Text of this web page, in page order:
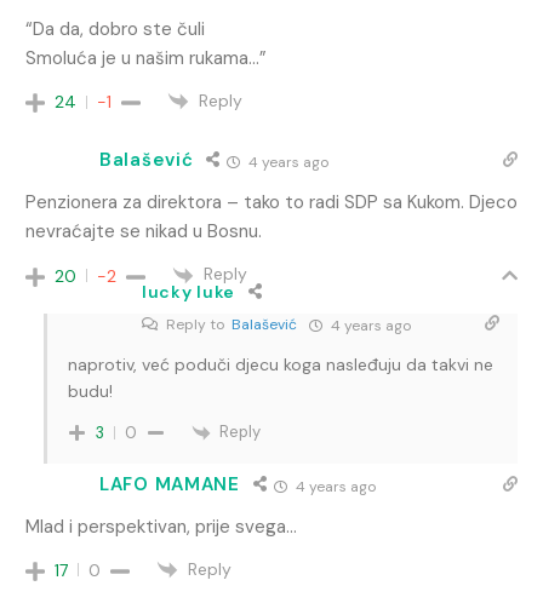
“Da da, dobro ste čuli
Smoluća je u našim rukama…”
24 -1 Reply
Balašević 4 years ago
Penzionera za direktora – tako to radi SDP sa Kukom. Djeco
nevraćajte se nikad u Bosnu.
20 -2
Reply
lucky luke
Reply to Balašević 4 years ago
naprotiv, već poduči djecu koga nasleđuju da takvi ne
budu!
3 0 Reply
LAFO MAMANE 4 years ago
Mlad i perspektivan, prije svega…
17 0 Reply